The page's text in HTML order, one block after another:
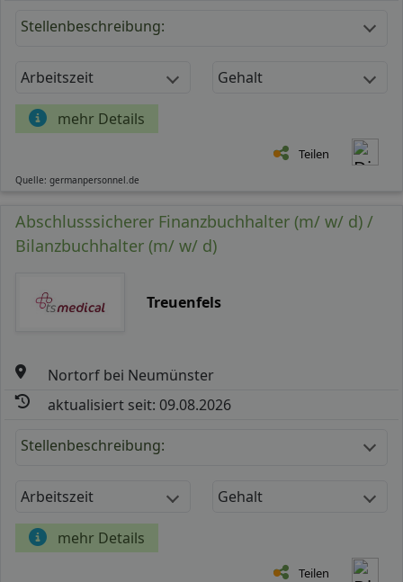
Stellenbeschreibung:
Arbeitszeit Gehalt
mehr Details
Teilen
Quelle: germanpersonnel.de
Abschlusssicherer Finanzbuchhalter (m/ w/ d) /
Bilanzbuchhalter (m/ w/ d)
Treuenfels
Nortorf bei Neumünster
aktualisiert seit: 09.08.2026
Stellenbeschreibung:
Arbeitszeit Gehalt
mehr Details
Teilen